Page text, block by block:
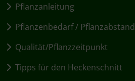
Pflanzanleitung
Pflanzenbedarf / Pflanzabstand
Qualität/Pflanzzeitpunkt
Tipps für den Heckenschnitt